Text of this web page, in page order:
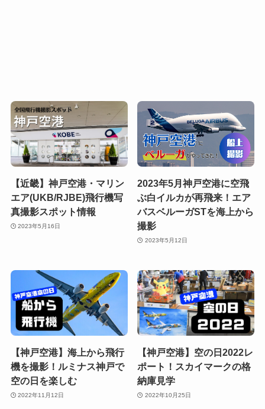
【近畿】神戸空港・マリン
エア(UKB/RJBE)飛行機写
真撮影スポット情報
2023年5月16日
2023年5月神戸空港に空飛
ぶ白イルカが再飛来！エア
バスベルーガSTを海上から
撮影
2023年5月12日
【神戸空港】海上から飛行
機を撮影！ルミナス神戸で
空の日を楽しむ
2022年11月12日
【神戸空港】空の日2022レ
ポート！スカイマークの格
納庫見学
2022年10月25日